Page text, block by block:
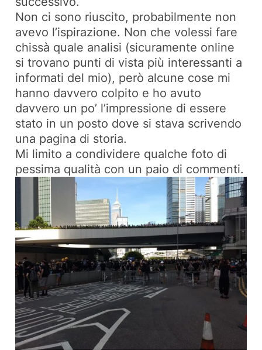
Non ci sono riuscito, probabilmente non
avevo l’ispirazione. Non che volessi fare
chissà quale analisi (sicuramente online
si trovano punti di vista più interessanti a
informati del mio), però alcune cose mi
hanno davvero colpito e ho avuto
davvero un po’ l’impressione di essere
stato in un posto dove si stava scrivendo
una pagina di storia.
Mi limito a condividere qualche foto di
pessima qualità con un paio di commenti.